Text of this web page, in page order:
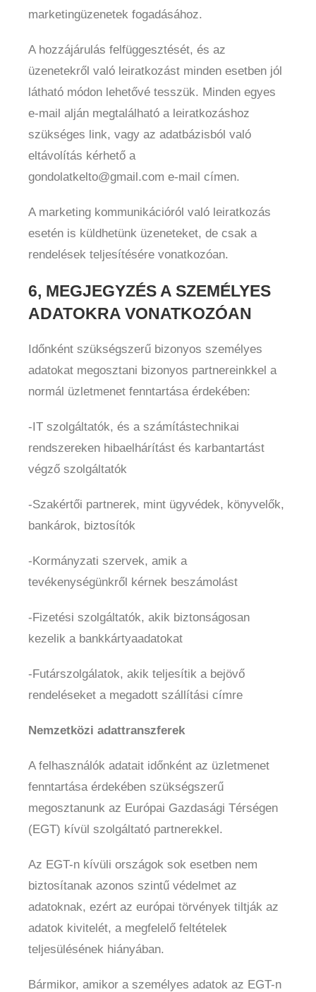
marketingüzenetek fogadásához.
A hozzájárulás felfüggesztését, és az
üzenetekről való leiratkozást minden esetben jól
látható módon lehetővé tesszük. Minden egyes
e-mail alján megtalálható a leiratkozáshoz
szükséges link, vagy az adatbázisból való
eltávolítás kérhető a
gondolatkelto@gmail.com e-mail címen.
A marketing kommunikációról való leiratkozás
esetén is küldhetünk üzeneteket, de csak a
rendelések teljesítésére vonatkozóan.
6, MEGJEGYZÉS A SZEMÉLYES
ADATOKRA VONATKOZÓAN
Időnként szükségszerű bizonyos személyes
adatokat megosztani bizonyos partnereinkkel a
normál üzletmenet fenntartása érdekében:
-IT szolgáltatók, és a számítástechnikai
rendszereken hibaelhárítást és karbantartást
végző szolgáltatók
-Szakértői partnerek, mint ügyvédek, könyvelők,
bankárok, biztosítók
-Kormányzati szervek, amik a
tevékenységünkről kérnek beszámolást
-Fizetési szolgáltatók, akik biztonságosan
kezelik a bankkártyaadatokat
-Futárszolgálatok, akik teljesítik a bejövő
rendeléseket a megadott szállítási címre
Nemzetközi adattranszferek
A felhasználók adatait időnként az üzletmenet
fenntartása érdekében szükségszerű
megosztanunk az Európai Gazdasági Térségen
(EGT) kívül szolgáltató partnerekkel.
Az EGT-n kívüli országok sok esetben nem
biztosítanak azonos szintű védelmet az
adatoknak, ezért az európai törvények tiltják az
adatok kivitelét, a megfelelő feltételek
teljesülésének hiányában.
Bármikor, amikor a személyes adatok az EGT-n